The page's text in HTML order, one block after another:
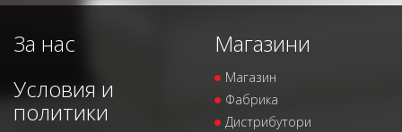
За нас
Условия и
политики
Магазини
Магазин
Фабрика
Дистрибутори